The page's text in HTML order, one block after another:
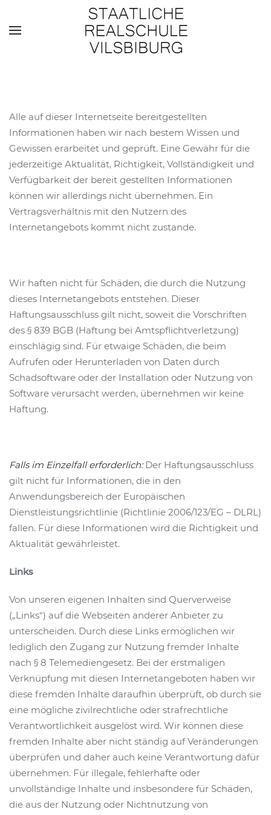
Skip to main content
Alle auf dieser Internetseite bereitgestellten
Informationen haben wir nach bestem Wissen und
Gewissen erarbeitet und geprüft. Eine Gewähr für die
jederzeitige Aktualität, Richtigkeit, Vollständigkeit und
Verfügbarkeit der bereit gestellten Informationen
können wir allerdings nicht übernehmen. Ein
Vertragsverhältnis mit den Nutzern des
Internetangebots kommt nicht zustande.
Wir haften nicht für Schäden, die durch die Nutzung
dieses Internetangebots entstehen. Dieser
Haftungsausschluss gilt nicht, soweit die Vorschriften
des § 839 BGB (Haftung bei Amtspflichtverletzung)
einschlägig sind. Für etwaige Schäden, die beim
Aufrufen oder Herunterladen von Daten durch
Schadsoftware oder der Installation oder Nutzung von
Software verursacht werden, übernehmen wir keine
Haftung.
Falls im Einzelfall erforderlich:Der Haftungsausschluss
gilt nicht für Informationen, die in den
Anwendungsbereich der Europäischen
Dienstleistungsrichtlinie (Richtlinie 2006/123/EG – DLRL)
fallen. Für diese Informationen wird die Richtigkeit und
Aktualität gewährleistet.
Links
Von unseren eigenen Inhalten sind Querverweise
(„Links“) auf die Webseiten anderer Anbieter zu
unterscheiden. Durch diese Links ermöglichen wir
lediglich den Zugang zur Nutzung fremder Inhalte
nach § 8 Telemediengesetz. Bei der erstmaligen
Verknüpfung mit diesen Internetangeboten haben wir
diese fremden Inhalte daraufhin überprüft, ob durch sie
eine mögliche zivilrechtliche oder strafrechtliche
Verantwortlichkeit ausgelöst wird. Wir können diese
fremden Inhalte aber nicht ständig auf Veränderungen
überprüfen und daher auch keine Verantwortung dafür
übernehmen. Für illegale, fehlerhafte oder
unvollständige Inhalte und insbesondere für Schäden,
die aus der Nutzung oder Nichtnutzung von